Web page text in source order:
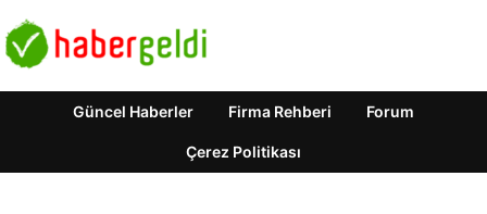
Güncel Haberler Firma Rehberi Forum
Çerez Politikası